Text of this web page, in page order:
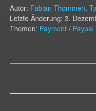
Autor: Fabian Thommen,
Letzte Änderung: 3.
Themen: Payment / Paypal